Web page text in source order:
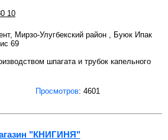
10
Мирзо-Улугбекский район , Буюк Ипак
69
шпагата и трубок капельного
Просмотров: 4601
"КНИГИНЯ"